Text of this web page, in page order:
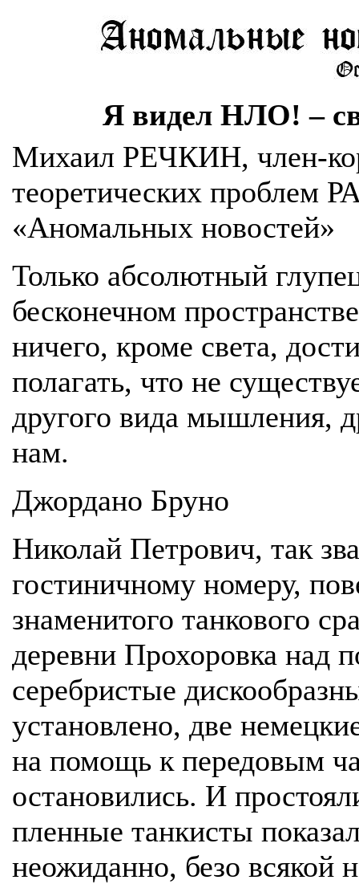
Я видел НЛО! –
Михаил РЕЧКИН, член-
теоретических проблем
«Аномальных новостей»
Только абсолютный
бесконечном
ничего, кроме света,
полагать, что не
другого вида мышления,
нам.
Джордано Бруно
Николай Петрович, так
гостиничному номеру,
знаменитого танкового
деревни Прохоровка над
серебристые
установлено, две
на помощь к передовым
остановились. И
пленные танкисты
неожиданно, безо всякой